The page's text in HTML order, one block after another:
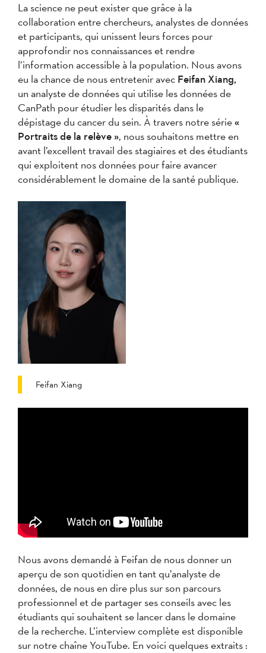
La science ne peut exister que grâce à la
collaboration entre chercheurs, analystes de données
et participants, qui unissent leurs forces pour
approfondir nos connaissances et rendre
l’information accessible à la population. Nous avons
eu la chance de nous entretenir avec Feifan Xiang,
un analyste de données qui utilise les données de
CanPath pour étudier les disparités dans le
dépistage du cancer du sein. À travers notre série«
Portraits de la relève», nous souhaitons mettre en
avant l’excellent travail des stagiaires et des étudiants
qui exploitent nos données pour faire avancer
considérablement le domaine de la santé publique.
Feifan Xiang
Nous avons demandé à Feifan de nous donner un
aperçu de son quotidien en tant qu’analyste de
données, de nous en dire plus sur son parcours
professionnel et de partager ses conseils avec les
étudiants qui souhaitent se lancer dans le domaine
de la recherche. L’interview complète est disponible
sur notre chaîne YouTube. En voici quelques extraits :